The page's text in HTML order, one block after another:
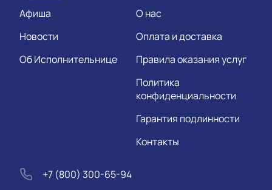
Афиша
Новости
Об Исполнительнице
О нас
Оплата и доставка
Правила оказания услуг
Политика
конфиденциальности
Гарантия подлинности
Контакты
+7 (800) 300-65-94